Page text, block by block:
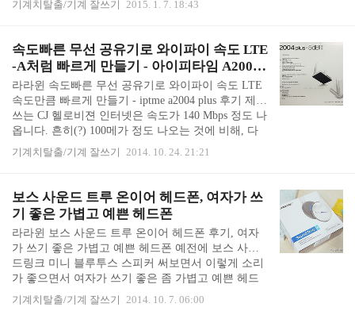
들지 않았습니다. 담양은 처음 가봤는데 사진이 엉망
로 예술적인 사진을 찍으시는 제갈선광님(http://wing
91.tistory.com/)이 계시니, 카메라 탓이 아니라 찍는
사람이 문제일 겁니다. 그럼에도 불구하고 저같은 사
람이 막 찍어도 어느 정도 잘 나오는 카메라로 바꾸
고 싶었습니다. 그래서 막 찍어도 좀 더 잘 나오고 여
자가 쓰기 좋은 카메라라는 소니 미러리스 카메라로
바꾸었습니다...
기계치탈출/기계 잘쓰기 2015. 1. 7. 18:43
속도빠른 무선 공유기로 와이파이 속도 LTE
-A처럼 빠르게 만들기 - 아이피타임 A2004
플러스 후기
라라윈 속도빠른 무선 공유기로 와이파이 속도 LTE
속도만큼 빠르게 만들기 - iptme a2004 plus 후기 제가
쓰는 CJ 헬로비젼 인터넷은 속도가 140 Mbps 정도 나
옵니다. 흔히(?) 100메가 정도 나오는 것에 비해, 다
운로드 속도가 상당히 빠른 편 입니다. 그런데 CJ 헬
로비전 인터넷 전화를 설치하고 나니, 빠른 인터넷
하면서 가져다준 구린 공유기 덕분이었습니다. 유무
선 공유기에도 최대 속도라는 것이 있는 줄 몰랐는
데, 그런 것이 있더라고요... (컴맹..;;) 회사에서 가져
다 준 공유기는 최대 속도가 100Mbps 밖에 안되는 공
유기였습니다. 그러니 랜선을 꽂아도 100메가 속도
가 채 안 나오고 와이파이는 게임하다 끊길 지경이었
습니다..
기계치탈출/기계 잘쓰기 2014. 10. 24. 21:21
보스 사운드 트루 온이어 헤드폰, 여자가 쓰
기 좋은 가볍고 예쁜 헤드폰
라라윈 보스 사운드 트루 온이어 헤드폰 후기, 여자
가 쓰기 좋은 가볍고 예쁜 헤드폰 예전에 보스 사운
드링크 미니 블루투스 스피커 써보면서 이렇게 소리
가 좋으면서 여자가 쓰기 좋은 좀 가볍고 예쁜 헤드
폰 같은 것도 있으면 좋겠다는 생각을 했습니다. 대
충 찾아보면서 보스 제품은 묵직하고 근사한 제품들
기계치탈출/기계 잘쓰기 2014. 10. 7. 06:00